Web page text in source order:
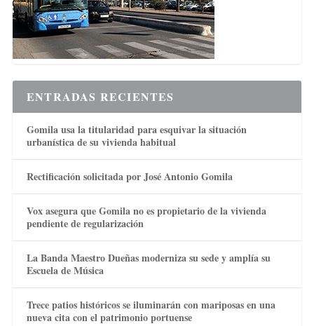
ENTRADAS RECIENTES
Gomila usa la titularidad para esquivar la situación
urbanística de su vivienda habitual
Rectificación solicitada por José Antonio Gomila
Vox asegura que Gomila no es propietario de la vivienda
pendiente de regularización
La Banda Maestro Dueñas moderniza su sede y amplía su
Escuela de Música
Trece patios históricos se iluminarán con mariposas en una
nueva cita con el patrimonio portuense